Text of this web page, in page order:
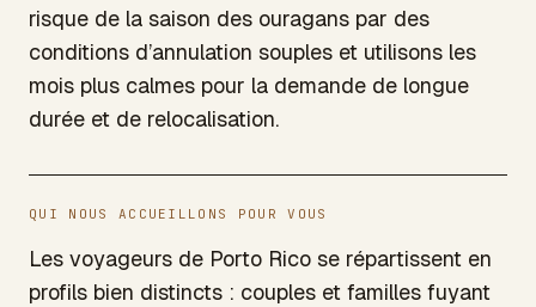
risque de la saison des ouragans par des
conditions d’annulation souples et utilisons les
mois plus calmes pour la demande de longue
durée et de relocalisation.
QUI NOUS ACCUEILLONS POUR VOUS
Les voyageurs de Porto Rico se répartissent en
profils bien distincts : couples et familles fuyant